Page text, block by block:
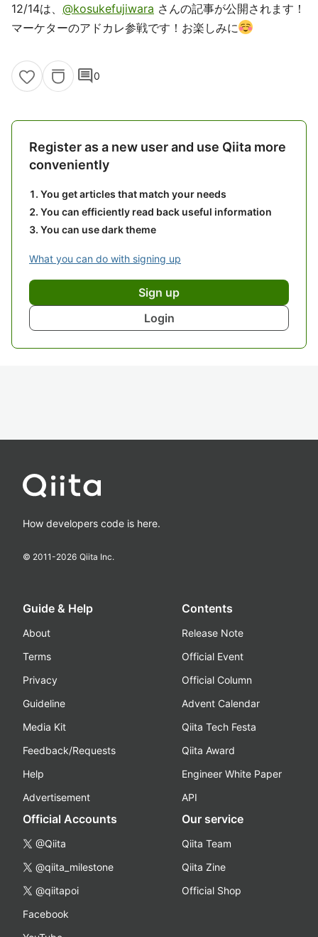
12/14は、 @kosukefujiwara さんの記事が公開されます！
マーケターのアドカレ参戦です！お楽しみに
comment0
Register as a new user and use Qiita more
conveniently
You get articles that match your needs
You can efficiently read back useful information
You can use dark theme
What you can do with signing up
Sign up
Login
How developers code is here.
© 2011-2026 Qiita Inc.
Guide & Help
About
Terms
Privacy
Guideline
Media Kit
Feedback/Requests
Help
Advertisement
Contents
Release Note
Official Event
Official Column
Advent Calendar
Qiita Tech Festa
Qiita Award
Engineer White Paper
API
Official Accounts
@Qiita
@qiita_milestone
@qiitapoi
Facebook
Our service
Qiita Team
Qiita Zine
Official Shop